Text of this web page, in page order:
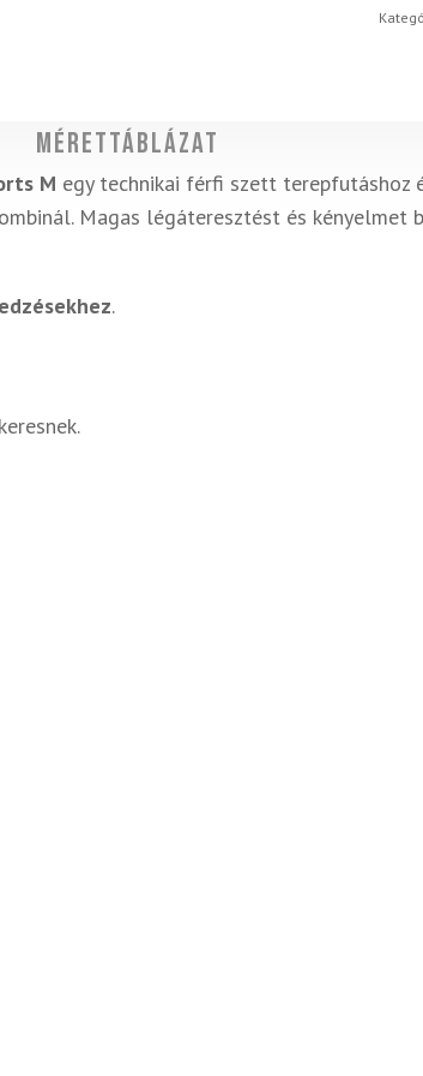
M
Mérettáblázat
M egy technikai férfi szett terepfutáshoz
Magas légáteresztést és kényelmet
.